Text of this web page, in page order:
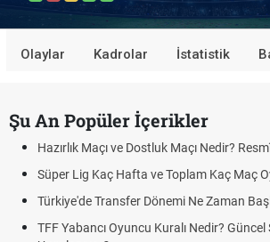
Olaylar Kadrolar İstatistik
Şu An Popüler İçerikler
Hazırlık Maçı ve Dostluk Maçı Nedir?
Süper Lig Kaç Hafta ve Toplam Kaç Maç
Türkiye'de Transfer Dönemi Ne Zaman
TFF Yabancı Oyuncu Kuralı Nedir? Güncel